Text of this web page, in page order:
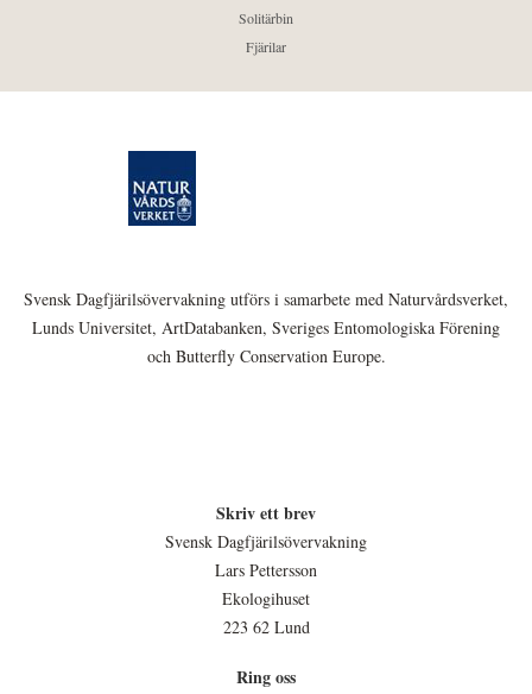
Solitärbin
Fjärilar
Svensk Dagfjärilsövervakning utförs i samarbete med Naturvårdsverket,
Lunds Universitet, ArtDatabanken, Sveriges Entomologiska Förening
och Butterfly Conservation Europe.
Skriv ett brev
Svensk Dagfjärilsövervakning
Lars Pettersson
Ekologihuset
223 62 Lund
Ring oss